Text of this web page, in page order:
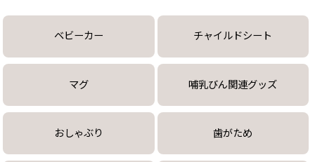
ベビーカー チャイルドシート
マグ 哺乳びん関連グッズ
おしゃぶり 歯がため